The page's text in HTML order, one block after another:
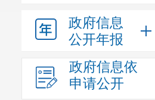
政府信息
公开年报
政府信息依
申请公开